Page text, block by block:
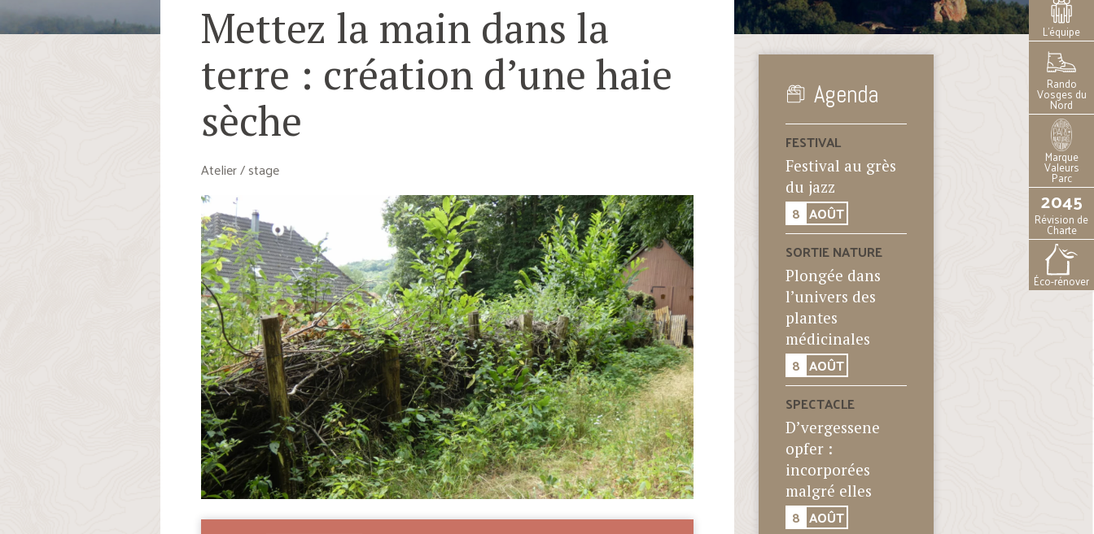
L’équipe
Rando
Vosges du
Nord
Marque
Valeurs
Parc
2045
Révision de
Charte
Éco-rénover
Mettez la main dans la
terre : création d’une haie
sèche
Atelier / stage
Agenda
FESTIVAL
Festival au grès
du jazz
8 AOÛT
SORTIE NATURE
Plongée dans
l’univers des
plantes
médicinales
8 AOÛT
SPECTACLE
D’vergessene
opfer :
incorporées
malgré elles
8 AOÛT